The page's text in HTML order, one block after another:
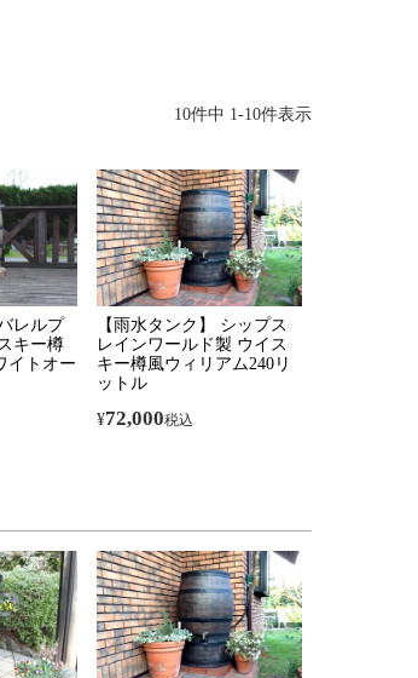
10件中 1-10件表示
レルプ
キー樽
イトオー
【雨水タンク】 シップス
レインワールド製 ウイス
キー樽風ウィリアム240リ
ットル
¥72,000税込